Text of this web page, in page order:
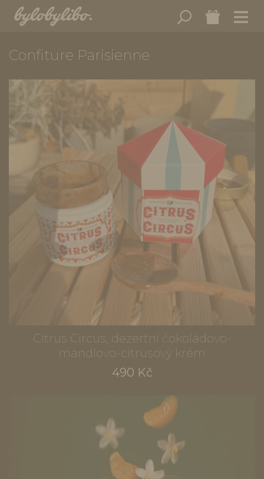
Confiture Parisienne
Citrus Circus, dezertní čokoládovo-
mandlovo-citrusový krém
490 Kč